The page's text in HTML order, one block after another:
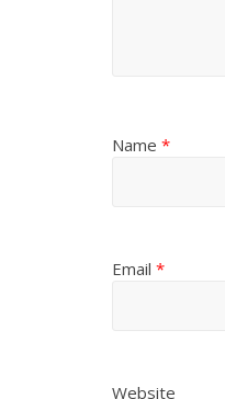
Name *
Email *
Website